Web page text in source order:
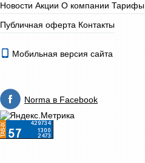
Новости Акции О компании Тарифы
Публичная оферта Контакты
Мобильная версия сайта
Norma в Facebook